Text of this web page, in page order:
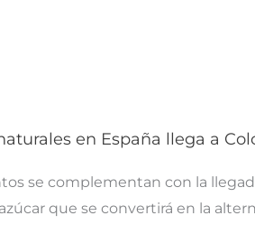
en España llega a
se complementan con la
que se convertirá en la